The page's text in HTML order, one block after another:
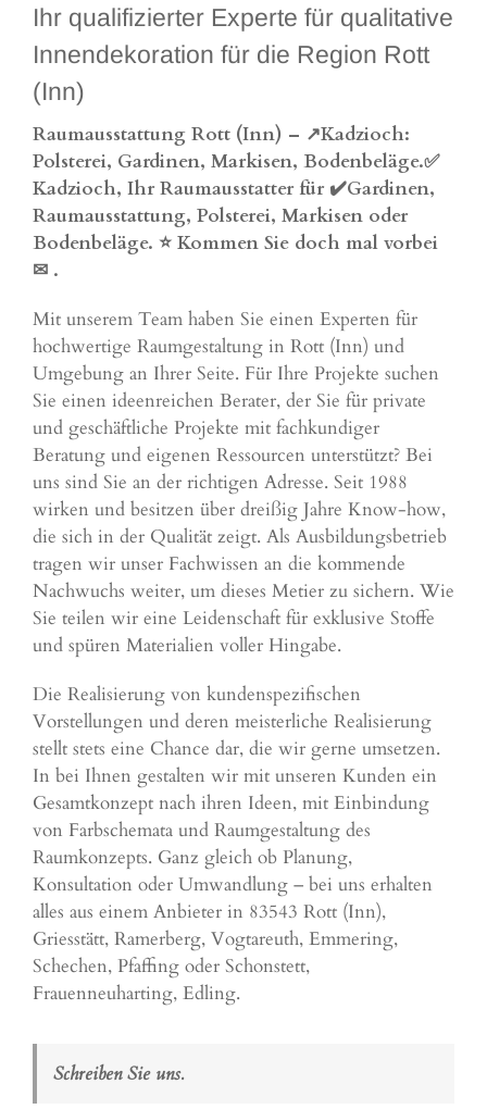
Ihr qualifizierter Experte für qualitative
Innendekoration für die Region Rott
(Inn)
Raumausstattung Rott (Inn) – ↗️Kadzioch:
Polsterei, Gardinen, Markisen, Bodenbeläge.✅
Kadzioch, Ihr Raumausstatter für ✔️Gardinen,
Raumausstattung, Polsterei, Markisen oder
Bodenbeläge. ⭐ Kommen Sie doch mal vorbei
✉ .
Mit unserem Team haben Sie einen Experten für
hochwertige Raumgestaltung in Rott (Inn) und
Umgebung an Ihrer Seite. Für Ihre Projekte suchen
Sie einen ideenreichen Berater, der Sie für private
und geschäftliche Projekte mit fachkundiger
Beratung und eigenen Ressourcen unterstützt? Bei
uns sind Sie an der richtigen Adresse. Seit 1988
wirken und besitzen über dreißig Jahre Know-how,
die sich in der Qualität zeigt. Als Ausbildungsbetrieb
tragen wir unser Fachwissen an die kommende
Nachwuchs weiter, um dieses Metier zu sichern. Wie
Sie teilen wir eine Leidenschaft für exklusive Stoffe
und spüren Materialien voller Hingabe.
Die Realisierung von kundenspezifischen
Vorstellungen und deren meisterliche Realisierung
stellt stets eine Chance dar, die wir gerne umsetzen.
In bei Ihnen gestalten wir mit unseren Kunden ein
Gesamtkonzept nach ihren Ideen, mit Einbindung
von Farbschemata und Raumgestaltung des
Raumkonzepts. Ganz gleich ob Planung,
Konsultation oder Umwandlung – bei uns erhalten
alles aus einem Anbieter in 83543 Rott (Inn),
Griesstätt, Ramerberg, Vogtareuth, Emmering,
Schechen, Pfaffing oder Schonstett,
Frauenneuharting, Edling.
Schreiben Sie uns.